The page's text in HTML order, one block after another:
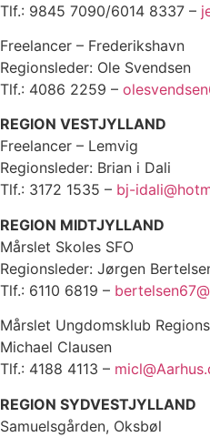
Tlf.: 9845 7090/6014 8337 –
Freelancer – Frederikshavn
Regionsleder: Ole Svendsen
Tlf.: 4086 2259 –
REGION VESTJYLLAND
Freelancer – Lemvig
Regionsleder: Brian i Dali
Tlf.: 3172 1535 – bj-
REGION MIDTJYLLAND
Mårslet Skoles SFO
Regionsleder: Jørgen
Tlf.: 6110 6819 –
Mårslet Ungdomsklub
Michael Clausen
Tlf.: 4188 4113 –
REGION SYDVESTJYLLAND
Samuelsgården, Oksbøl